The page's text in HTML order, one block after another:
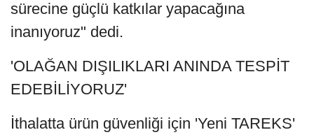
sürecine güçlü katkılar yapacağına
inanıyoruz" dedi.
'OLAĞAN DIŞILIKLARI ANINDA TESPİT
EDEBİLİYORUZ'
İthalatta ürün güvenliği için 'Yeni TAREKS'